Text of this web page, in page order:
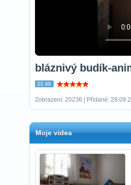
bláznivý budík-
01:49
Zobrazení: 20236 | Přidané:
Moje videa